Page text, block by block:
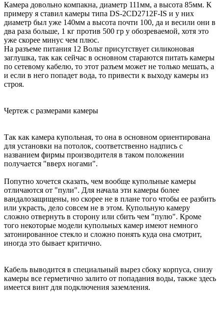
Камера довольно компакна, диаметр 111мм, а высота 85мм. К
примеру я ставил камеры типа DS-2CD2712F-IS и у них
диаметр был уже 140мм а высота почти 100, да и весили они в
два раза больше, 1 кг против 500 гр у обозреваемой, хотя это
уже скорее минус чем плюс.
На разъеме питания 12 Вольт присутствует силиконовая
заглушка, так как сейчас в основном стараются питать камеры
по сетевому кабелю, то этот разъем может не только мешать, а
и если в него попадет вода, то привести к выходу камеры из
строя.
Чертеж с размерами камеры
Так как камера купольная, то она в основном ориентирована
для установки на потолок, соответственно надпись с
названием фирмы производителя в таком положении
получается "вверх ногами".
Попутно хочется сказать, чем вообще купольные камеры
отличаются от "пули". Для начала эти камеры более
вандалозащищены, но скорее не в плане того чтобы ее разбить
или украсть, дело совсем не в этом. Купольную камеру
сложно отвернуть в сторону или сбить чем "пулю". Кроме
того некоторые модели купольных камер имеют немного
затонированное стекло и сложно понять куда она смотрит,
иногда это бывает критично.
Кабель выводится в специальный вырез сбоку корпуса, снизу
камеры все герметично залито от попадания воды, также здесь
имеется винт для подключения заземления.